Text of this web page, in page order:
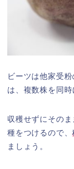
ビーツは他家受
は、複数株を同時
収穫せずにその
種をつけるので、
ましょう。